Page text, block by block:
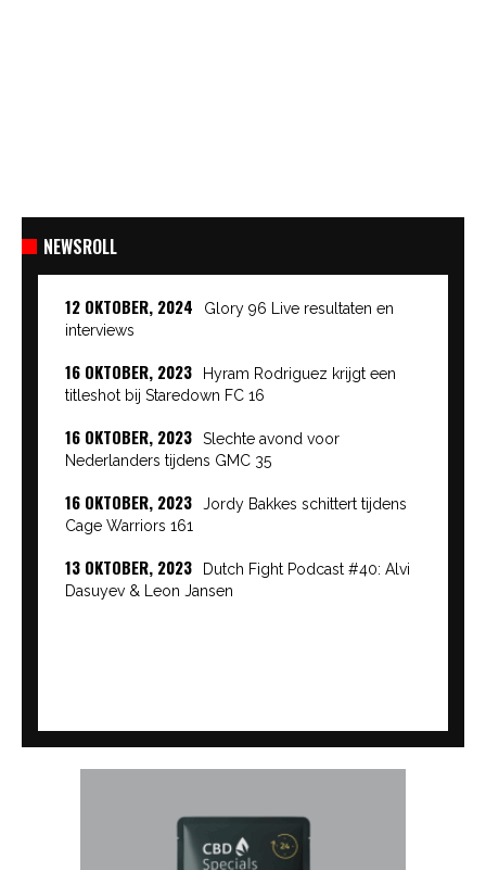
NEWSROLL
12 OKTOBER, 2024
Glory 96 Live resultaten en
interviews
16 OKTOBER, 2023
Hyram Rodriguez krijgt een
titleshot bij Staredown FC 16
16 OKTOBER, 2023
Slechte avond voor
Nederlanders tijdens GMC 35
16 OKTOBER, 2023
Jordy Bakkes schittert tijdens
Cage Warriors 161
13 OKTOBER, 2023
Dutch Fight Podcast #40: Alvi
Dasuyev & Leon Jansen